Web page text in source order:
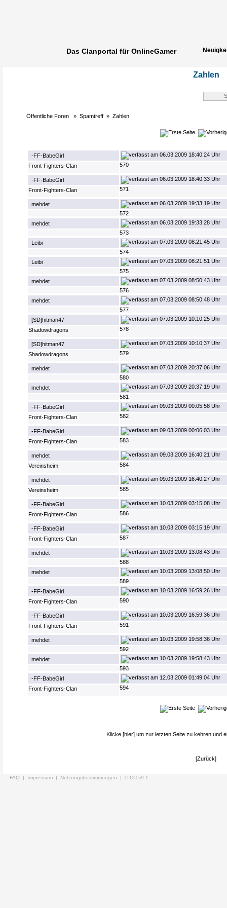
Das Clanportal für OnlineGamer
Zahlen
Öffentliche Foren »Spamtreff »Zahlen
-FF-BabeGirl
06.03.2009 18:40:24 Uhr
Front-Fighters-Clan
570
-FF-BabeGirl
06.03.2009 18:40:33 Uhr
Front-Fighters-Clan
571
mehdet
06.03.2009 19:33:19 Uhr
572
mehdet
06.03.2009 19:33:28 Uhr
573
Leibi
07.03.2009 08:21:45 Uhr
574
Leibi
07.03.2009 08:21:51 Uhr
575
mehdet
07.03.2009 08:50:43 Uhr
576
mehdet
07.03.2009 08:50:48 Uhr
577
[SD]hitman47
07.03.2009 10:10:25 Uhr
Shadowdragons
578
[SD]hitman47
07.03.2009 10:10:37 Uhr
Shadowdragons
579
mehdet
07.03.2009 20:37:06 Uhr
580
mehdet
07.03.2009 20:37:19 Uhr
581
-FF-BabeGirl
09.03.2009 00:05:58 Uhr
Front-Fighters-Clan
582
-FF-BabeGirl
09.03.2009 00:06:03 Uhr
Front-Fighters-Clan
583
mehdet
09.03.2009 16:40:21 Uhr
Vereinsheim
584
mehdet
09.03.2009 16:40:27 Uhr
Vereinsheim
585
-FF-BabeGirl
10.03.2009 03:15:08 Uhr
Front-Fighters-Clan
586
-FF-BabeGirl
10.03.2009 03:15:19 Uhr
Front-Fighters-Clan
587
mehdet
10.03.2009 13:08:43 Uhr
588
mehdet
10.03.2009 13:08:50 Uhr
589
-FF-BabeGirl
10.03.2009 16:59:26 Uhr
Front-Fighters-Clan
590
-FF-BabeGirl
10.03.2009 16:59:36 Uhr
Front-Fighters-Clan
591
mehdet
10.03.2009 19:58:36 Uhr
592
mehdet
10.03.2009 19:58:43 Uhr
593
-FF-BabeGirl
12.03.2009 01:49:04 Uhr
Front-Fighters-Clan
594
Klicke [hier] um zur letzten Seite zu kehren und
[Zurück]
FAQ | Impressum | Nutzungsbestimmungen | © CC v9.1